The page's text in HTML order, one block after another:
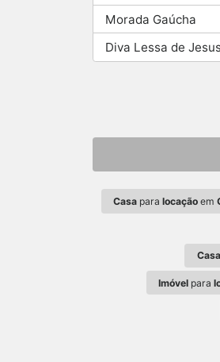
Morada Gaúcha
Diva Lessa de
Casa paralocação em
Casa
Imóvelpara